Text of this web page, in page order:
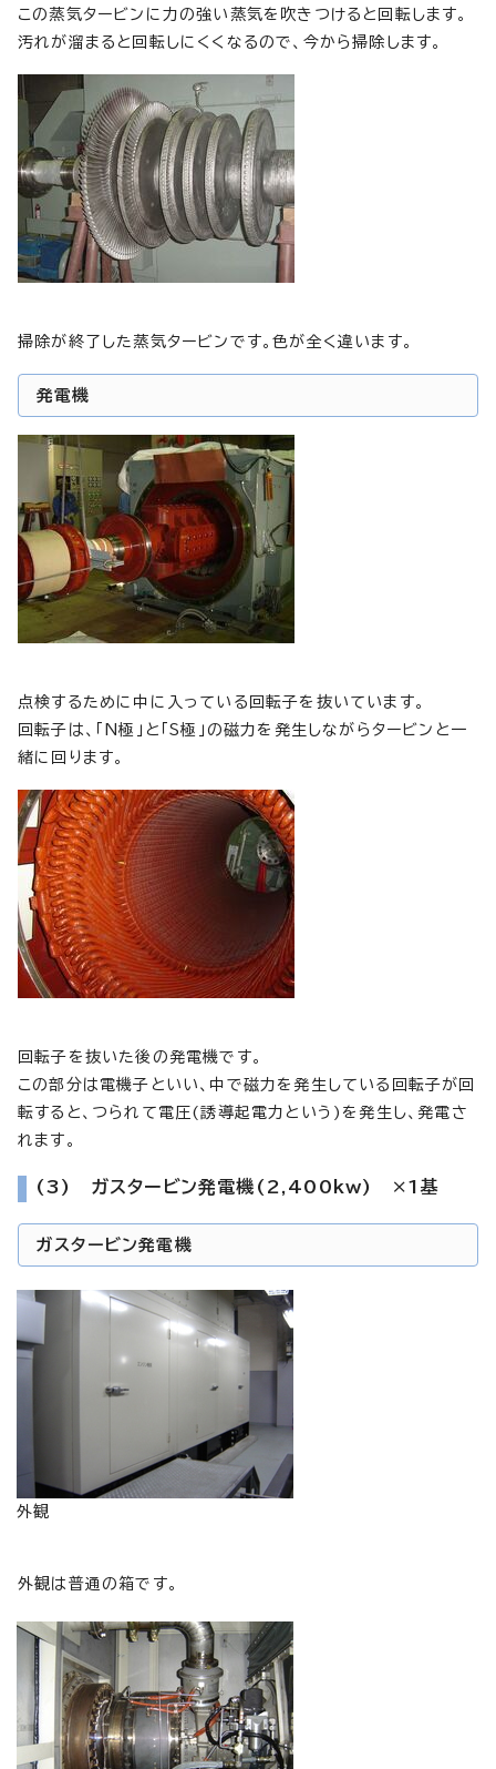
この蒸気タービンに力の強い蒸気を吹きつけると回転します。
汚れが溜まると回転しにくくなるので、今から掃除します。
掃除が終了した蒸気タービンです。色が全く違います。
発電機
点検するために中に入っている回転子を抜いています。
回転子は、「N極」と「S極」の磁力を発生しながらタービンと一
緒に回ります。
回転子を抜いた後の発電機です。
この部分は電機子といい、中で磁力を発生している回転子が回
転すると、つられて電圧(誘導起電力という)を発生し、発電さ
れます。
(3) ガスタービン発電機(2,400kw) ×1基
ガスタービン発電機
外観
外観は普通の箱です。